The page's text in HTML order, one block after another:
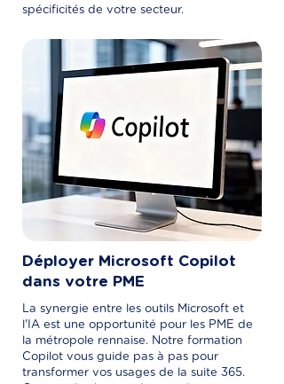
spécificités de votre secteur.
Déployer Microsoft Copilot
dans votre PME
La synergie entre les outils Microsoft et
l'IA est une opportunité pour les PME de
la métropole rennaise. Notre formation
Copilot vous guide pas à pas pour
transformer vos usages de la suite 365.